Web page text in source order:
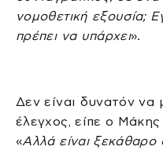
νομοθετική εξουσία;
πρέπει να υπάρχει».
Δεν είναι δυνατόν να
έλεγχος, είπε ο
«Αλλά είναι ξεκάθαρο